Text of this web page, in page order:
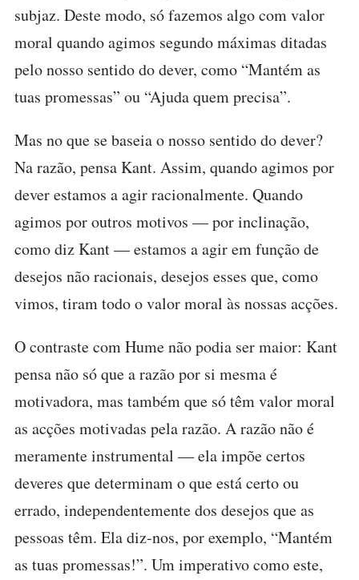
subjaz. Deste modo, só fazemos algo com valor
moral quando agimos segundo máximas ditadas
pelo nosso sentido do dever, como “Mantém as
tuas promessas” ou “Ajuda quem precisa”.
Mas no que se baseia o nosso sentido do dever?
Na razão, pensa Kant. Assim, quando agimos por
dever estamos a agir racionalmente. Quando
agimos por outros motivos — por inclinação,
como diz Kant — estamos a agir em função de
desejos não racionais, desejos esses que, como
vimos, tiram todo o valor moral às nossas acções.
O contraste com Hume não podia ser maior: Kant
pensa não só que a razão por si mesma é
motivadora, mas também que só têm valor moral
as acções motivadas pela razão. A razão não é
meramente instrumental — ela impõe certos
deveres que determinam o que está certo ou
errado, independentemente dos desejos que as
pessoas têm. Ela diz-nos, por exemplo, “Mantém
as tuas promessas!”. Um imperativo como este,